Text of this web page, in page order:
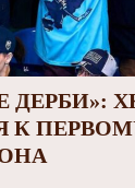
ДЕРБИ»:
К